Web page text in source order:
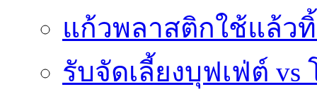
แก้วพลาสติกใช้แล้ว
รับจัดเลี้ยงบุฟเฟ่ต์